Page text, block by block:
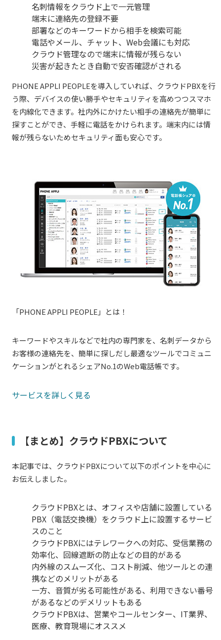
名刺情報をクラウド上で一元管理
端末に連絡先の登録不要
部署などのキーワードから相手を検索可能
電話やメール、チャット、Web会議にも対応
クラウド管理なので端末に情報が残らない
災害が起きたとき自動で安否確認がされる
PHONE APPLI PEOPLEを導入していれば、クラウドPBXを行
う際、デバイスの使い勝手やセキュリティを高めつつスマホ
を内線化できます。社内外にかけたい相手の連絡先が簡単に
探すことができ、手軽に電話をかけられます。端末内には情
報が残らないためセキュリティ面も安心です。
「PHONEAPPLI PEOPLE」とは！
キーワードやスキルなどで社内の専門家を、名刺データから
お客様の連絡先を、簡単に探しだし最適なツールでコミュニ
ケーションがとれるシェアNo.1のWeb電話帳です。
サービスを詳しく見る
【まとめ】クラウドPBXについて
本記事では、クラウドPBXについて以下のポイントを中心に
お伝えしました。
クラウドPBXとは、オフィスや店舗に設置している
PBX（電話交換機）をクラウド上に設置するサービ
スのこと
クラウドPBXにはテレワークへの対応、受信業務の
効率化、回線遮断の防止などの目的がある
内外線のスムーズ化、コスト削減、他ツールとの連
携などのメリットがある
一方、音質が劣る可能性がある、利用できない番号
があるなどのデメリットもある
クラウドPBXは、営業やコールセンター、IT業界、
医療、教育現場にオススメ